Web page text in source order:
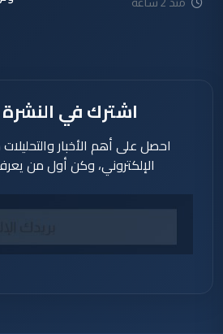
اشترك في النشرة
احصل على أهم الأخبار
الإلكتروني، وكن أول من